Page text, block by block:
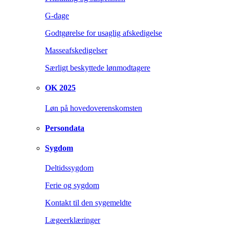
G-dage
Godtgørelse for usaglig afskedigelse
Masseafskedigelser
Særligt beskyttede lønmodtagere
OK 2025
Løn på hovedoverenskomsten
Persondata
Sygdom
Deltidssygdom
Ferie og sygdom
Kontakt til den sygemeldte
Lægeerklæringer